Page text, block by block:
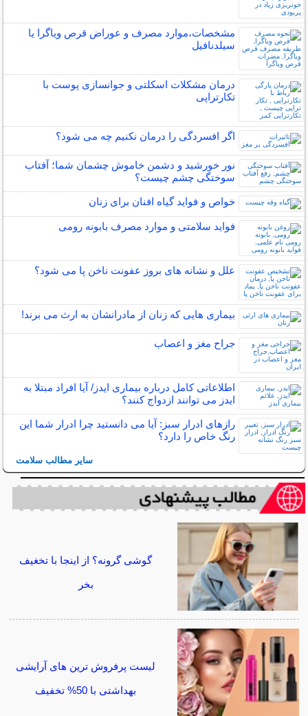
مشخصات،موارد مصرف و عوراض قرص ویاگرا یا
سیلدنافیل
درمان مشکلات اسکلتی و جوانسازی پوست با
تکارتراپی
اگر افسردگی را درمان نکنیم چه می شود؟
نور خورشید و دشمن خاموش چشمان شما؛ آفتاب
سوختگی چشم چیست؟
خواص و فواید گیاه افنان برای زنان
فواید سلامتی و موارد مصرف بابونه رومی
علل و نشانه های بروز عفونت ناخن پا می شود؟
بیماری هایی که زنان از مادرانشان به ارث می برند!
جراح مغز و اعصاب
اطلاعاتی کامل درباره بیماری ایدز/ آیا افراد مبتلا به
ایدز می توانند ازدواج کنند؟
رازهای ادرار سبز: آیا می دانستید چرا ادرار شما این
رنگ خاص را دارد؟
سایر مطالب سلامت
گوشی گرونه؟ از اینجا با تخغیف
بخر
لیست پرفروش ترین های آرایشی
بهداشتی با 50% تخفیف